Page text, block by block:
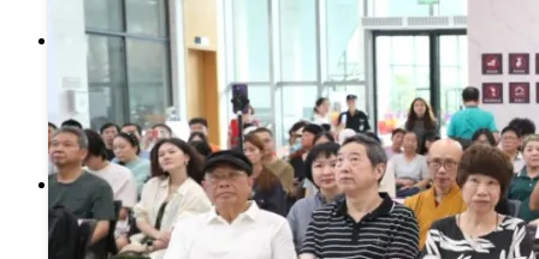
校园风光
管理机构
党政机构
教辅机构
群团组织
附属单位
院系设置
计量检测与自动化系
学前教育系